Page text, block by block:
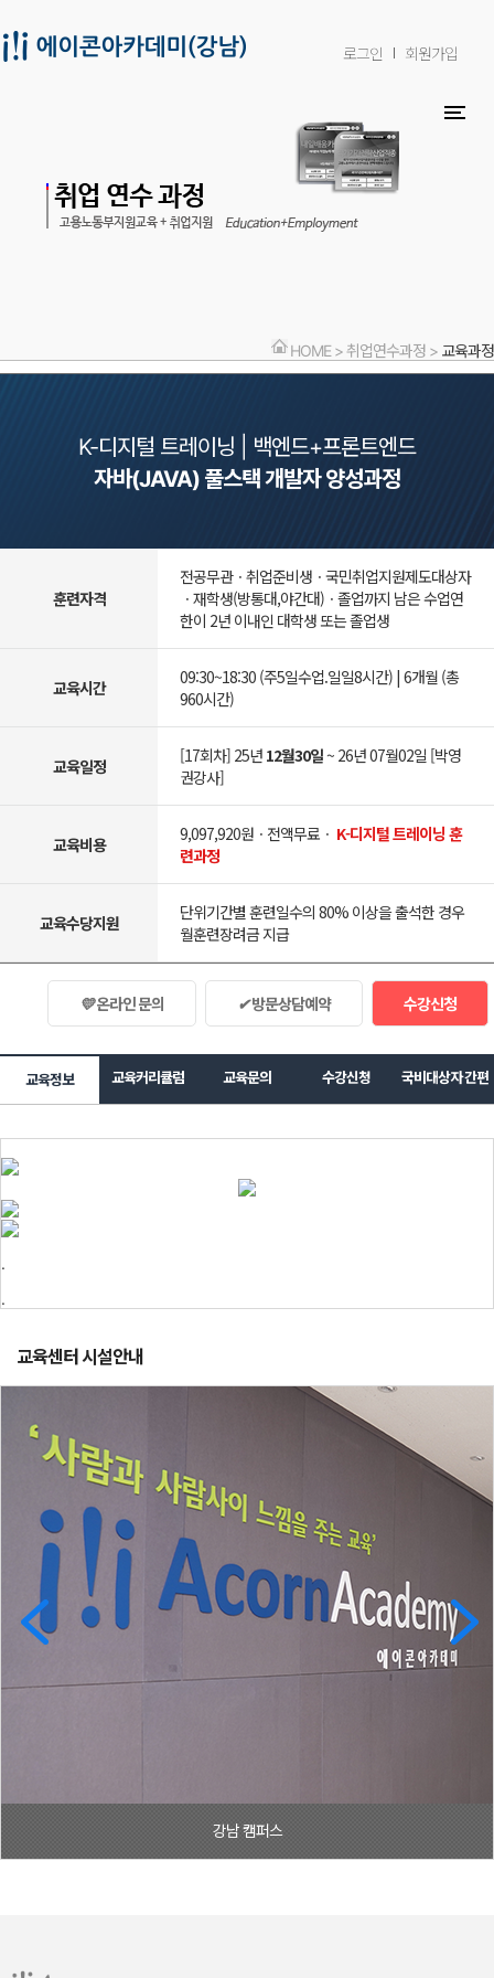
로그인 회원가입
HOME > 취업연수과정 > 교육과정
K-디지털 트레이닝 | 백엔드+프론트엔드
자바(JAVA) 풀스택 개발자 양성과정
훈련자격
전공무관ㆍ취업준비생ㆍ국민취업지원제도대상자
ㆍ재학생(방통대,야간대)ㆍ졸업까지 남은 수업연
한이 2년 이내인 대학생 또는 졸업생
교육시간
09:30~18:30 (주5일수업.일일8시간) | 6개월 (총
960시간)
교육일정 [17회차] 25년 12월30일~ 26년 07월02일 [박영
권강사]
교육비용 9,097,920원ㆍ전액무료ㆍ K-디지털 트레이닝 훈
련과정
교육수당지원
단위기간별 훈련일수의 80% 이상을 출석한 경우
월훈련장려금 지급
💛온라인 문의 ✔방문상담예약 수강신청
교육정보 교육커리큘럼 교육문의 수강신청 국비대상자 간편
.
.
교육센터 시설안내
강남 캠퍼스